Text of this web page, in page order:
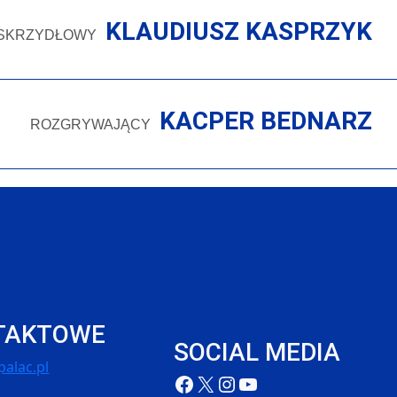
KLAUDIUSZ KASPRZYK
ROZGRYWAJĄCY KACPER BEDNARZ
SOCIAL MEDIA